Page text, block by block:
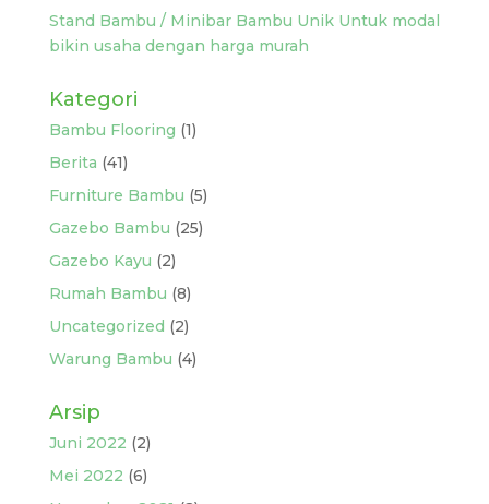
Stand Bambu / Minibar Bambu Unik Untuk modal
bikin usaha dengan harga murah
Kategori
Bambu Flooring (1)
Berita (41)
Furniture Bambu (5)
Gazebo Bambu (25)
Gazebo Kayu (2)
Rumah Bambu (8)
Uncategorized (2)
Warung Bambu (4)
Arsip
Juni 2022 (2)
Mei 2022 (6)